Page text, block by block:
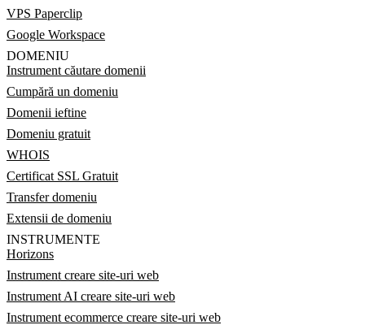
VPS Paperclip
Google Workspace
DOMENIU
Instrument căutare domenii
Cumpără un domeniu
Domenii ieftine
Domeniu gratuit
WHOIS
Certificat SSL Gratuit
Transfer domeniu
Extensii de domeniu
INSTRUMENTE
Horizons
Instrument creare site-uri web
Instrument AI creare site-uri web
Instrument ecommerce creare site-uri web